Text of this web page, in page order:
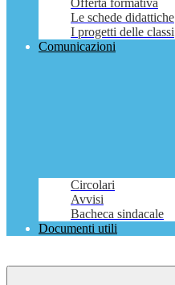
Offerta formativa
Le schede didattiche
I progetti delle classi
Comunicazioni
Circolari
Avvisi
Bacheca sindacale
Documenti utili